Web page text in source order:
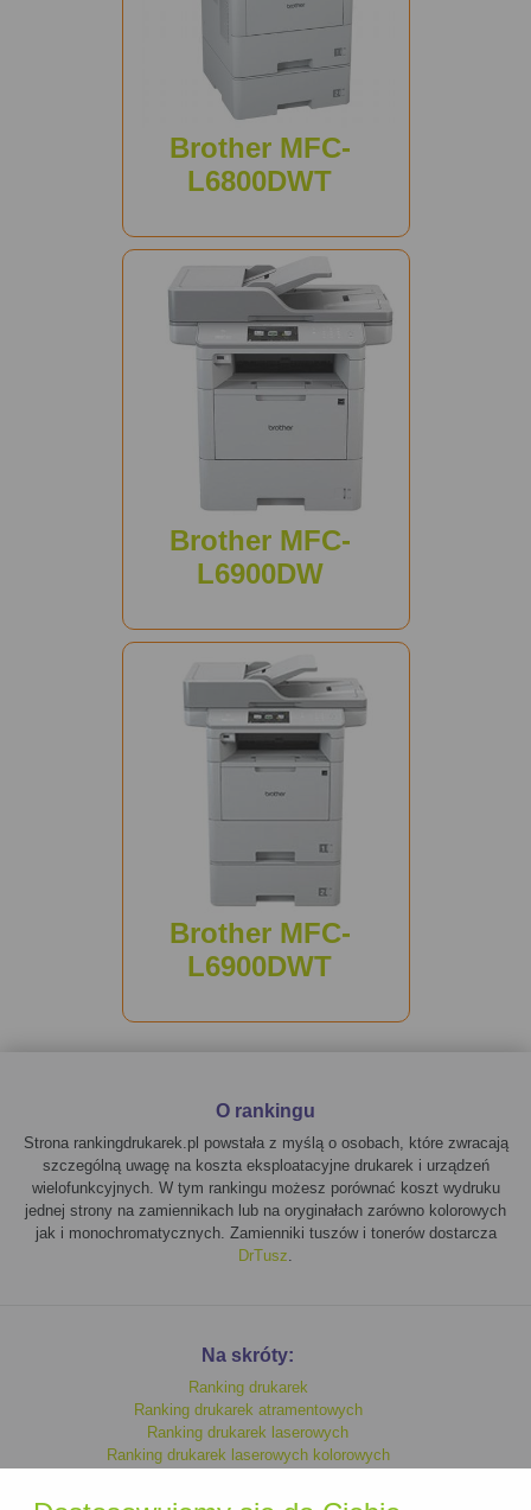
Brother MFC-
L6800DWT
Brother MFC-
L6900DW
Brother MFC-
L6900DWT
O rankingu
Strona rankingdrukarek.pl powstała z myślą o osobach, które zwracają
szczególną uwagę na koszta eksploatacyjne drukarek i urządzeń
wielofunkcyjnych. W tym rankingu możesz porównać koszt wydruku
jednej strony na zamiennikach lub na oryginałach zarówno kolorowych
jak i monochromatycznych. Zamienniki tuszów i tonerów dostarcza
DrTusz.
Na skróty:
Ranking drukarek
Ranking drukarek atramentowych
Ranking drukarek laserowych
Ranking drukarek laserowych kolorowych
Ranking drukarek kolorowych